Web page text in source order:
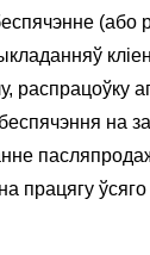
(або
распрацоўку
на
працягу